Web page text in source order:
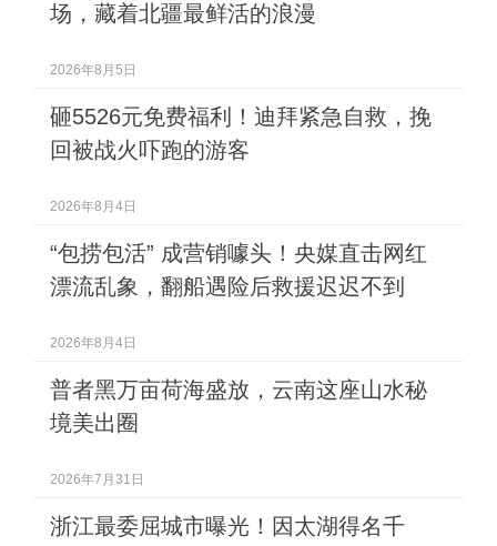
场，藏着北疆最鲜活的浪漫
2026年8月5日
砸5526元免费福利！迪拜紧急自救，挽
回被战火吓跑的游客
2026年8月4日
“包捞包活” 成营销噱头！央媒直击网红
漂流乱象，翻船遇险后救援迟迟不到
2026年8月4日
普者黑万亩荷海盛放，云南这座山水秘
境美出圈
2026年7月31日
浙江最委屈城市曝光！因太湖得名千